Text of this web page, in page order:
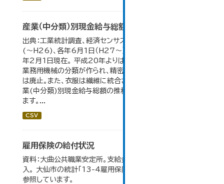
産業（中分類）別現金給与総額の推移
出典：工業統計調査、経済センサス。 各年12月31日現在
(～H26)、各年6月1日（H27～）・平成23年のみ平成24
年2月1日現在。 平成20年よりはん用機械、生産用機械、
業務用機械の分類が作られ、精密機械、一般用機械の分類
は廃止。また、衣服は繊維に統合された。 大仙市の統計「産
業(中分類)別現金給与総額の推移」のデータを参照してい
ます。...
CSV
雇用保険の給付状況
資料：大曲公共職業安定所。支給金額の千円未満は四捨五
入。 大仙市の統計「13-4雇用保険の給付状況」のデータを
参照しています。